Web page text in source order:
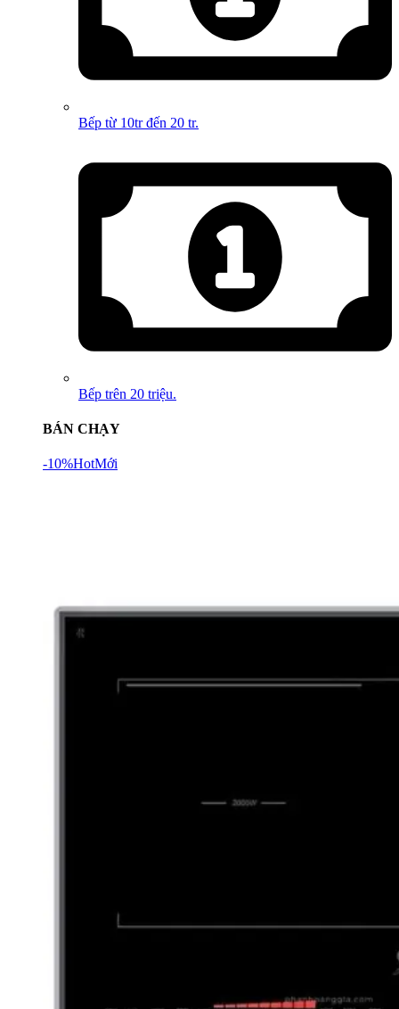
Bếp từ 10tr đến 20 tr.
Bếp trên 20 triệu.
BÁN CHẠY
-10%HotMới